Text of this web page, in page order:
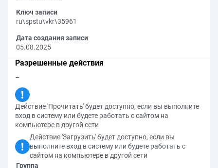
Ключ записи
ru\spstu\vkr\35961
Дата создания записи
05.08.2025
Разрешенные действия
–
Действие 'Прочитать' будет доступно, если вы выполните
вход в систему или будете работать с сайтом на
компьютере в другой сети
Действие 'Загрузить' будет доступно, если вы
выполните вход в систему или будете работать с
сайтом на компьютере в другой сети
Группа